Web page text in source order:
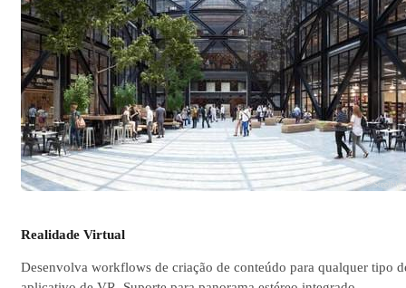
© Steelblue
Realidade Virtual
Desenvolva workflows de criação de conteúdo para qualquer tipo